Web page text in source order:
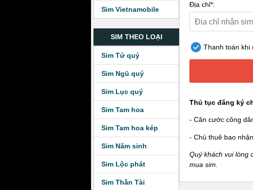
Sim Vietnamobile
SIM THEO LOẠI
Sim Tứ quý
Sim Ngũ quý
Sim Lục quý
Sim Tam hoa
Sim Tam hoa kép
Sim Năm sinh
Sim Lộc phát
Sim Thần Tài
Địa chỉ*:
Thanh toán khi
Thủ tục đăng ký
- Căn cước công
- Chủ thuê bao
Quý khách vui lòng
mua sim.